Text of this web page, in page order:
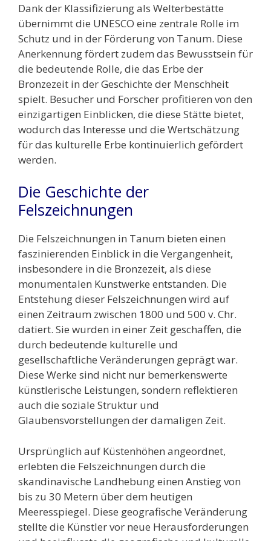
Dank der Klassifizierung als Welterbestätte
übernimmt die UNESCO eine zentrale Rolle im
Schutz und in der Förderung von Tanum. Diese
Anerkennung fördert zudem das Bewusstsein für
die bedeutende Rolle, die das Erbe der
Bronzezeit in der Geschichte der Menschheit
spielt. Besucher und Forscher profitieren von den
einzigartigen Einblicken, die diese Stätte bietet,
wodurch das Interesse und die Wertschätzung
für das kulturelle Erbe kontinuierlich gefördert
werden.
Die Geschichte der
Felszeichnungen
Die Felszeichnungen in Tanum bieten einen
faszinierenden Einblick in die Vergangenheit,
insbesondere in die Bronzezeit, als diese
monumentalen Kunstwerke entstanden. Die
Entstehung dieser Felszeichnungen wird auf
einen Zeitraum zwischen 1800 und 500 v. Chr.
datiert. Sie wurden in einer Zeit geschaffen, die
durch bedeutende kulturelle und
gesellschaftliche Veränderungen geprägt war.
Diese Werke sind nicht nur bemerkenswerte
künstlerische Leistungen, sondern reflektieren
auch die soziale Struktur und
Glaubensvorstellungen der damaligen Zeit.
Ursprünglich auf Küstenhöhen angeordnet,
erlebten die Felszeichnungen durch die
skandinavische Landhebung einen Anstieg von
bis zu 30 Metern über dem heutigen
Meeresspiegel. Diese geografische Veränderung
stellte die Künstler vor neue Herausforderungen